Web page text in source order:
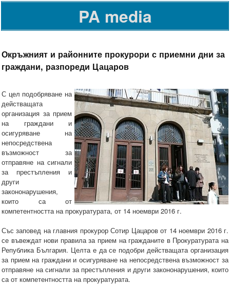
PA media
Окръжният и районните прокурори с приемни дни за
граждани, разпореди Цацаров
С цел подобряване на
действащата
организация за прием
на граждани и
осигуряване на
непосредствена
възможност за
отправяне на сигнали
за престъпления и
други
закононарушения,
които са от
компетентността на прокуратурата, от 14 ноември 2016 г.
Със заповед на главния прокурор Сотир Цацаров от 14 ноември 2016 г.
се въвеждат нови правила за прием на гражданите в Прокуратурата на
Република България. Целта е да се подобри действащата организация
за прием на граждани и осигуряване на непосредствена възможност за
отправяне на сигнали за престъпления и други закононарушения, които
са от компетентността на прокуратурата.